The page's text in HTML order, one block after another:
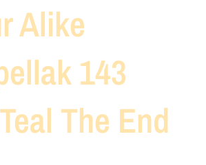
Alike
143
The End